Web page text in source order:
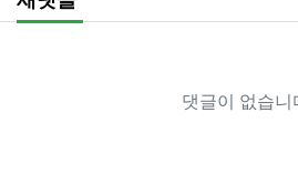
댓글이 없습니